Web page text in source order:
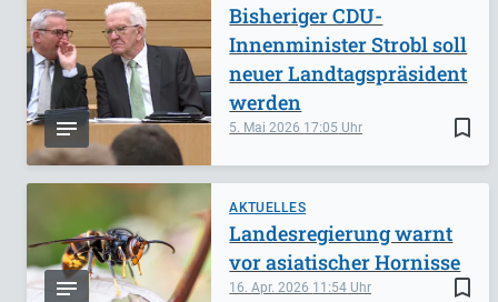
bookmark_border
5. Mai 2026 17:05
Bisheriger CDU-
Innenminister Strobl soll
neuer Landtagspräsident
werden
AKTUELLES
bookmark_border
16. Apr. 2026 11:54
Landesregierung warnt
vor asiatischer Hornisse